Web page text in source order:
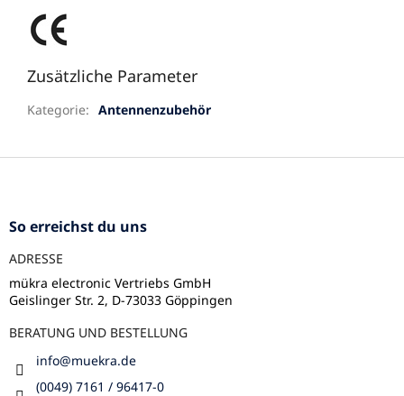
Zusätzliche Parameter
Kategorie: Antennenzubehör
F
So erreichst du uns
ADRESSE
mükra electronic Vertriebs GmbH
Geislinger Str. 2, D-73033 Göppingen
BERATUNG UND BESTELLUNG
info@muekra.de
(0049) 7161 / 96417-0